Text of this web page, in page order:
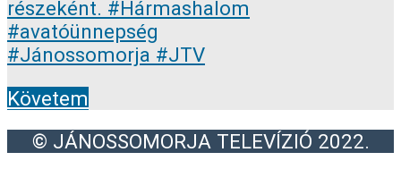
Követem
© JÁNOSSOMORJA TELEVÍZIÓ 2022.